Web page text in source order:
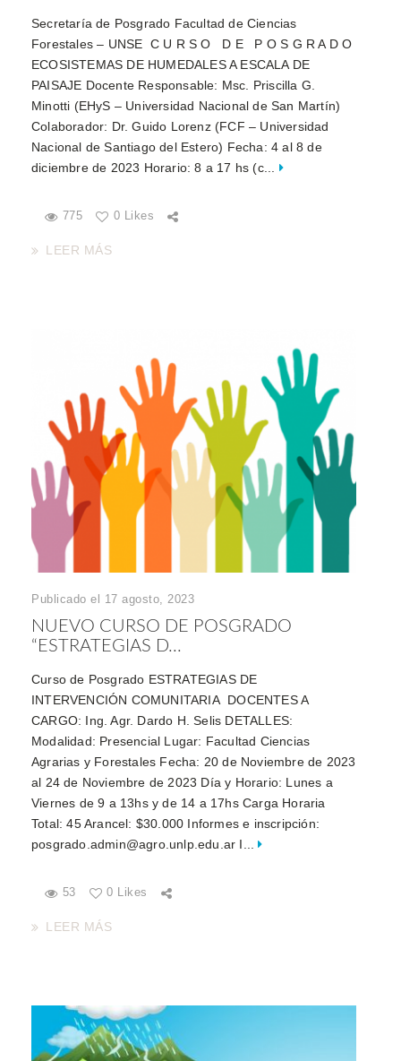
Secretaría de Posgrado Facultad de Ciencias
Forestales – UNSE C U R S O D E P O S G R A D O
ECOSISTEMAS DE HUMEDALES A ESCALA DE
PAISAJE Docente Responsable: Msc. Priscilla G.
Minotti (EHyS – Universidad Nacional de San Martín)
Colaborador: Dr. Guido Lorenz (FCF – Universidad
Nacional de Santiago del Estero) Fecha: 4 al 8 de
diciembre de 2023 Horario: 8 a 17 hs (c...
775 0 Likes
LEER MÁS
Publicado el 17 agosto, 2023
NUEVO CURSO DE POSGRADO
“ESTRATEGIAS D...
Curso de Posgrado ESTRATEGIAS DE
INTERVENCIÓN COMUNITARIA DOCENTES A
CARGO: Ing. Agr. Dardo H. Selis DETALLES:
Modalidad: Presencial Lugar: Facultad Ciencias
Agrarias y Forestales Fecha: 20 de Noviembre de 2023
al 24 de Noviembre de 2023 Día y Horario: Lunes a
Viernes de 9 a 13hs y de 14 a 17hs Carga Horaria
Total: 45 Arancel: $30.000 Informes e inscripción:
posgrado.admin@agro.unlp.edu.ar I...
53 0 Likes
LEER MÁS